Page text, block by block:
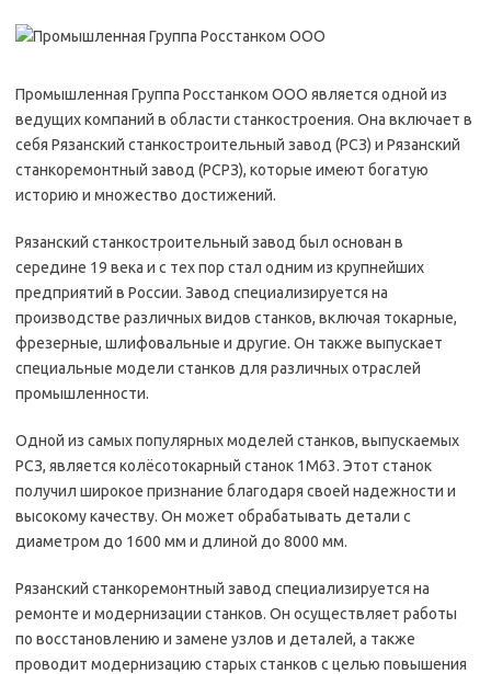
Промышленная Группа Росстанком ООО является одной из
ведущих компаний в области станкостроения. Она включает в
себя Рязанский станкостроительный завод (РСЗ) и Рязанский
станкоремонтный завод (РСРЗ), которые имеют богатую
историю и множество достижений.
Рязанский станкостроительный завод был основан в
середине 19 века и с тех пор стал одним из крупнейших
предприятий в России. Завод специализируется на
производстве различных видов станков, включая токарные,
фрезерные, шлифовальные и другие. Он также выпускает
специальные модели станков для различных отраслей
промышленности.
Одной из самых популярных моделей станков, выпускаемых
РСЗ, является колёсотокарный станок 1М63. Этот станок
получил широкое признание благодаря своей надежности и
высокому качеству. Он может обрабатывать детали с
диаметром до 1600 мм и длиной до 8000 мм.
Рязанский станкоремонтный завод специализируется на
ремонте и модернизации станков. Он осуществляет работы
по восстановлению и замене узлов и деталей, а также
проводит модернизацию старых станков с целью повышения